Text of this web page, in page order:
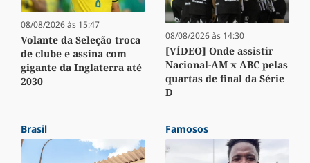
08/08/2026 às 15:47
Volante da Seleção troca
de clube e assina com
gigante da Inglaterra até
2030
08/08/2026 às 14:30
[VÍDEO] Onde assistir
Nacional-AM x ABC pelas
quartas de final da Série
D
Brasil Famosos